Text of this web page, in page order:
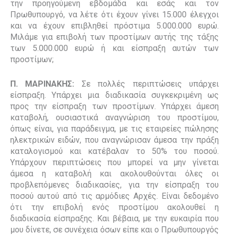
την προηγούμενη εβδομάδα και εσάς και τον
Πρωθυπουργό, να λέτε ότι έχουν γίνει 15.000 έλεγχοι
και να έχουν επιβληθεί πρόστιμα 5.000.000 ευρώ.
Μιλάμε για επιβολή των προστίμων αυτής της τάξης
των 5.000.000 ευρώ ή και είσπραξη αυτών των
προστίμων;
Π. ΜΑΡΙΝΑΚΗΣ: Σε πολλές περιπτώσεις υπάρχει
είσπραξη. Υπάρχει μια διαδικασία συγκεκριμένη ως
προς την είσπραξη των προστίμων. Υπάρχει άμεση
καταβολή, ουσιαστικά αναγνώριση του προστίμου,
όπως είναι, για παράδειγμα, με τις εταιρείες πώλησης
ηλεκτρικών ειδών, που αναγνώρισαν άμεσα την πράξη
καταλογισμού και κατέβαλαν το 50% του ποσού.
Υπάρχουν περιπτώσεις που μπορεί να μην γίνεται
άμεσα η καταβολή και ακολουθούνται όλες οι
προβλεπόμενες διαδικασίες, για την είσπραξη του
ποσού αυτού από τις αρμόδιες Αρχές. Είναι δεδομένο
ότι την επιβολή ενός προστίμου ακολουθεί η
διαδικασία είσπραξης. Και βέβαια, με την ευκαιρία που
μου δίνετε, σε συνέχεια όσων είπε και ο Πρωθυπουργός